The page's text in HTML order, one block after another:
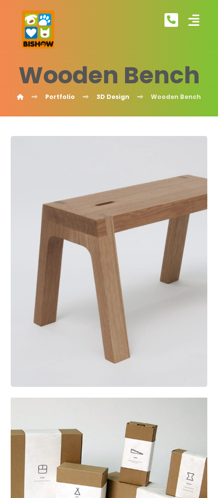
Wooden Bench
Portfolio 3D Design Wooden Bench